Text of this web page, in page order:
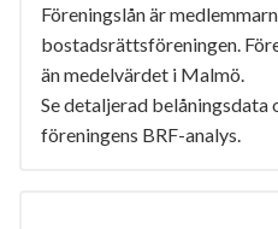
Föreningslån är
bostadsrättsföreningen.
än medelvärdet i Malmö.
Se detaljerad belåningsdata
föreningens BRF-analys.